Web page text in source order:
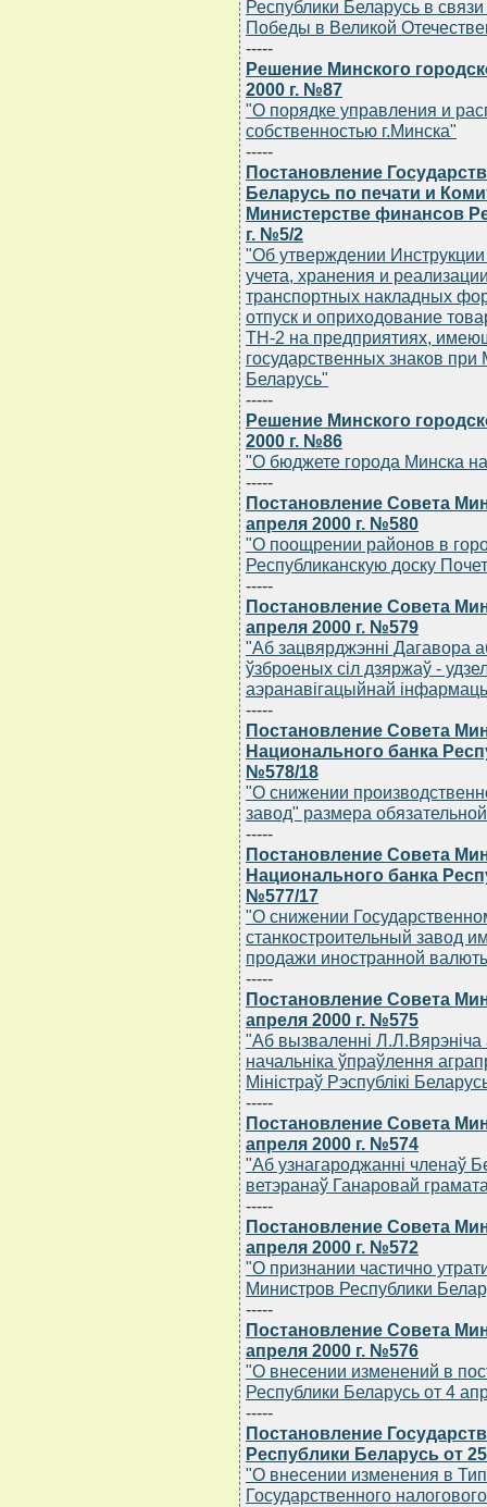
Республики Беларусь в
Победы в Великой
-----
Решение Минского
2000 г. №87
"О порядке управления и
собственностью г.Минска"
-----
Постановление
Беларусь по печати и
Министерстве финансов
г. №5/2
"Об утверждении
учета, хранения и
транспортных накладных
отпуск и оприходование
ТН-2 на предприятиях,
государственных знаков
Беларусь"
-----
Решение Минского
2000 г. №86
"О бюджете города Минска
-----
Постановление Совета
апреля 2000 г. №580
"О поощрении районов в
Республиканскую доску
-----
Постановление Совета
апреля 2000 г. №579
"Аб зацвярджэннi Дагавора
ўзброеных сiл дзяржаў -
аэранавiгацыйнай
-----
Постановление Совета
Национального банка
№578/18
"О снижении
завод" размера
-----
Постановление Совета
Национального банка
№577/17
"О снижении
станкостроительный завод
продажи иностранной
-----
Постановление Совета
апреля 2000 г. №575
"Аб вызваленнi Л.Л.Вярэнiча
начальнiка ўпраўлення
Мiнiстраў Рэспублiкi
-----
Постановление Совета
апреля 2000 г. №574
"Аб узнагароджаннi членаў
ветэранаў Ганаровай
-----
Постановление Совета
апреля 2000 г. №572
"О признании частично
Министров Республики
-----
Постановление Совета
апреля 2000 г. №576
"О внесении изменений в
Республики Беларусь от 4
-----
Постановление
Республики Беларусь от
"О внесении изменения в
Государственного